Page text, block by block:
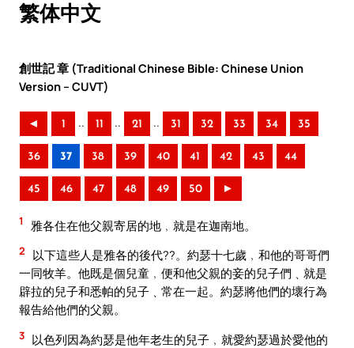
繁体中文
創世記 章 (Traditional Chinese Bible: Chinese Union
Version – CUVT)
◄ 1 .. 11 .. 21 .. 31 32 33 34 35
36 37 38 39 40 41 42 43 44
45 46 47 48 49 50 ►
1 雅各住在他父親寄居的地﹐就是在迦南地。
2
以下這些人是雅各的後代??。約瑟十七歲﹐和他的哥哥們
一同牧羊。他既是個兒童﹐便和他父親的妾的兒子們﹑就是
辟拉的兒子和悉帕的兒子﹑常在一起。約瑟將他們的壞行為
報告給他們的父親。
3 以色列因為約瑟是他年老生的兒子﹐就愛約瑟過於愛他的